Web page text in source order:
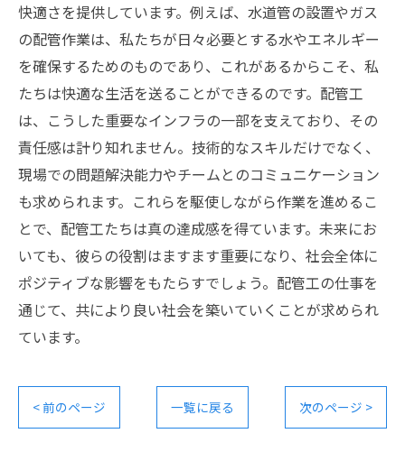
快適さを提供しています。例えば、水道管の設置やガス
の配管作業は、私たちが日々必要とする水やエネルギー
を確保するためのものであり、これがあるからこそ、私
たちは快適な生活を送ることができるのです。配管工
は、こうした重要なインフラの一部を支えており、その
責任感は計り知れません。技術的なスキルだけでなく、
現場での問題解決能力やチームとのコミュニケーション
も求められます。これらを駆使しながら作業を進めるこ
とで、配管工たちは真の達成感を得ています。未来にお
いても、彼らの役割はますます重要になり、社会全体に
ポジティブな影響をもたらすでしょう。配管工の仕事を
通じて、共により良い社会を築いていくことが求められ
ています。
< 前のページ 一覧に戻る 次のページ >